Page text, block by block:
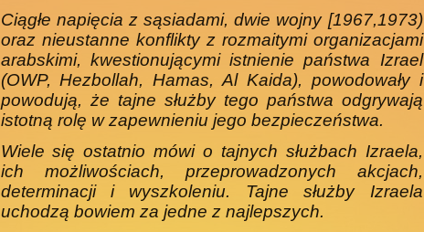
Ciągłe napięcia z sąsiadami, dwie wojny [1967,1973)
oraz nieustanne konflikty z rozmaitymi organizacjami
arabskimi, kwestionującymi istnienie państwa Izrael
(OWP, Hezbollah, Hamas, Al Kaida), powodowały i
powo­dują, że tajne służby tego państwa odgrywają
istotną rolę w zapewnieniu jego bezpieczeństwa.
Wiele się ostatnio mówi o tajnych służbach Izraela,
ich możliwościach, przeprowadzonych akcjach,
determina­cji i wyszkoleniu. Tajne służby Izraela
uchodzą bowiem za jedne z najlepszych.